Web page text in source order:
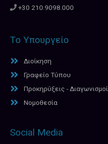
+30 210.9098.000
Το Υπουργείο
Διοίκηση
Γραφείο Τύπου
Προκηρύξεις - Διαγωνισμοί
Νομοθεσία
Social Media